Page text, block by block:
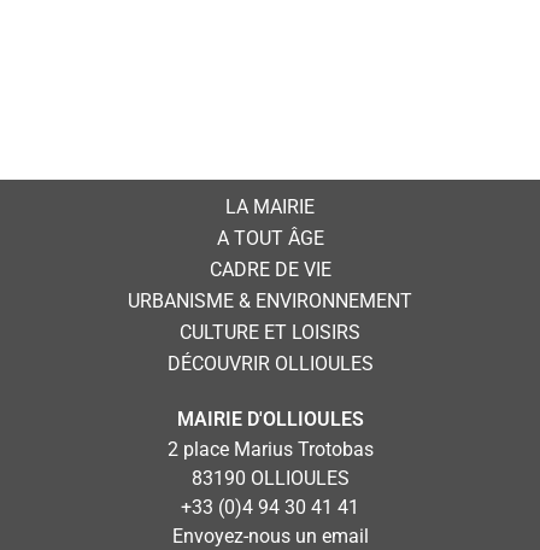
LA MAIRIE
A TOUT ÂGE
CADRE DE VIE
URBANISME & ENVIRONNEMENT
CULTURE ET LOISIRS
DÉCOUVRIR OLLIOULES
MAIRIE D'OLLIOULES
2 place Marius Trotobas
83190 OLLIOULES
+33 (0)4 94 30 41 41
Envoyez-nous un email